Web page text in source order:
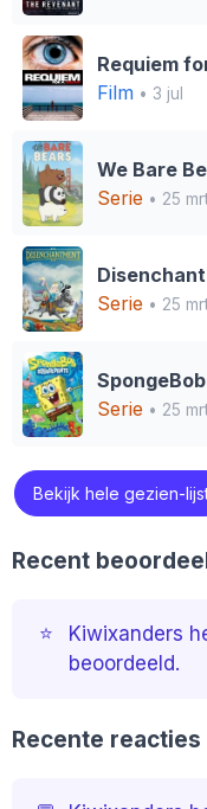
Requiem
Film • 3 jul
We Bare
Serie • 25
Serie • 25
Serie • 25
Bekijk hele gezien-
Recent
⭐️
Kiwixanders
beoordeeld.
Recente reacties